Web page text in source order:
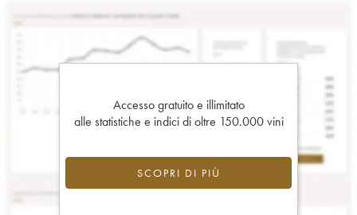
Accesso gratuito e illimitato
alle statistiche e indici di oltre 150.000 vini
SCOPRI DI PIÙ